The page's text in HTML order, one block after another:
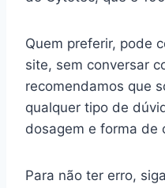
Quem preferir, pode
site, sem conversar
recomendamos que
qualquer tipo de
dosagem e forma de
Para não ter erro,